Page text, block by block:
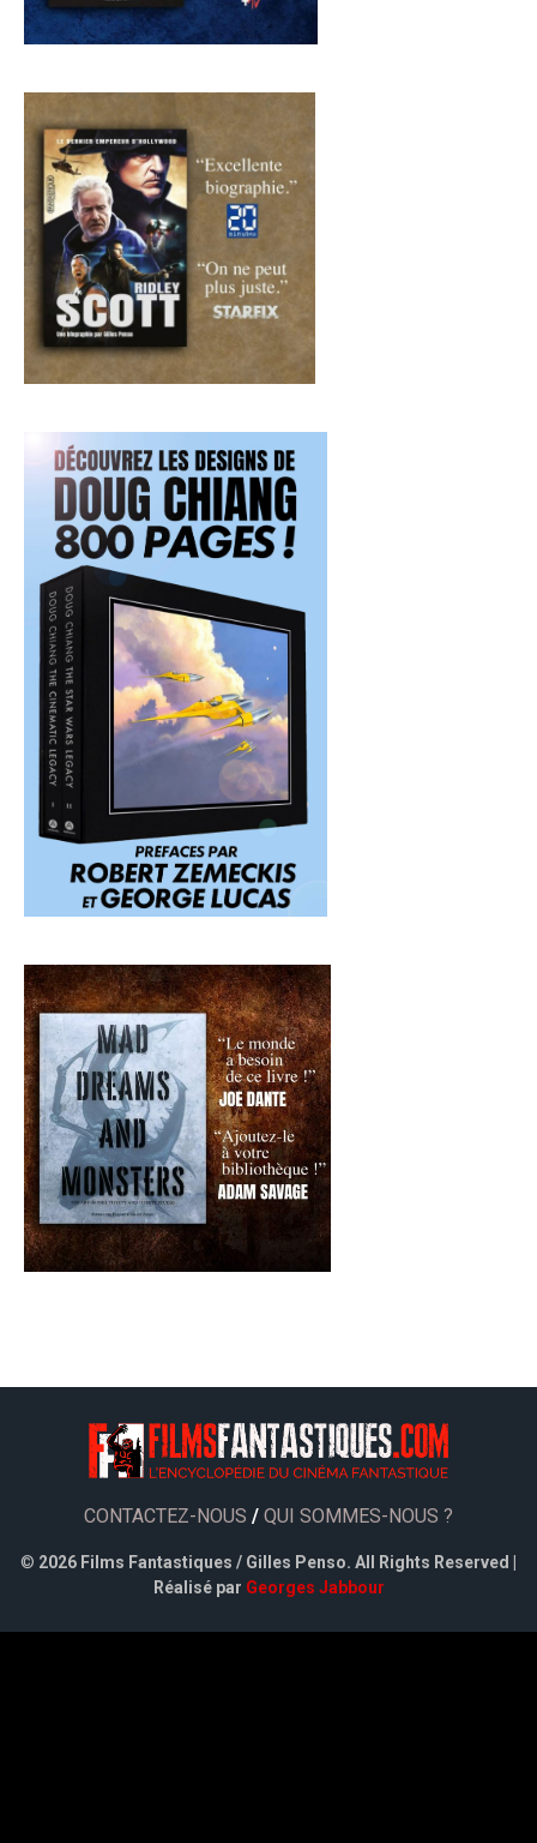
CONTACTEZ-NOUS / QUI SOMMES-NOUS ?
© 2026 Films Fantastiques / Gilles Penso. All Rights Reserved |
Réalisé par Georges Jabbour